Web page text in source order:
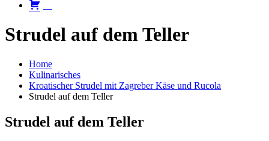
Strudel auf dem Teller
Home
Kulinarisches
Kroatischer Strudel mit Zagreber Käse und Rucola
Strudel auf dem Teller
Strudel auf dem Teller